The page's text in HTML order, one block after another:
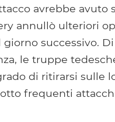
avrebbe avuto
annullò ulteriori
giorno successivo. Di
le truppe
di ritirarsi sulle
frequenti